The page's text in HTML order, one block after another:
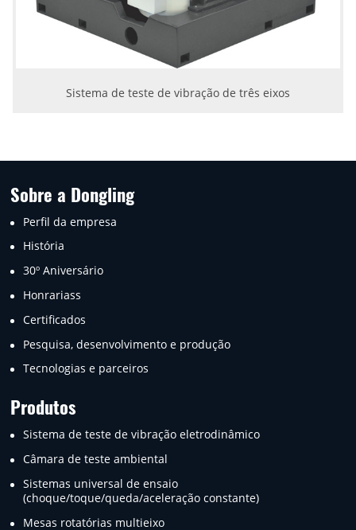
Sistema de teste de vibração de três eixos
Sobre a Dongling
Perfil da empresa
História
30º Aniversário
Honrariass
Certificados
Pesquisa, desenvolvimento e produção
Tecnologias e parceiros
Produtos
Sistema de teste de vibração eletrodinâmico
Câmara de teste ambiental
Sistemas universal de ensaio
(choque/toque/queda/aceleração constante)
Mesas rotatórias multieixo